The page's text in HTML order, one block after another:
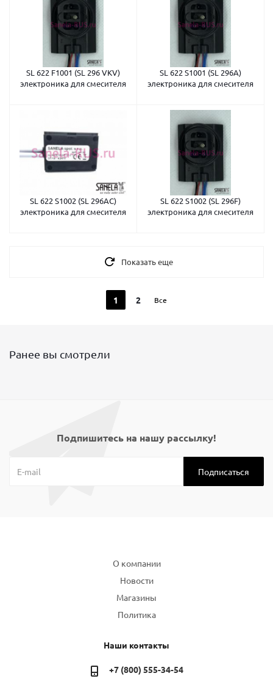
SL 622 F1001 (SL 296 VKV)
электроника для смесителя
SL 622 S1001 (SL 296A)
электроника для смесителя
SL 622 S1002 (SL 296AC)
электроника для смесителя
SL 622 S1002 (SL 296F)
электроника для смесителя
Показать еще
1 2 Все
Ранее вы смотрели
Подпишитесь на нашу рассылку!
О компании
Новости
Магазины
Политика
Наши контакты
+7 (800) 555-34-54